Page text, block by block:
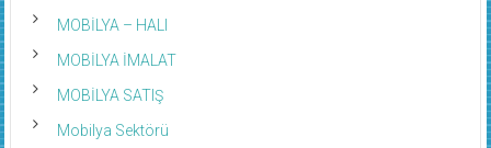
MOBİLYA – HALI
MOBİLYA İMALAT
MOBİLYA SATIŞ
Mobilya Sektörü